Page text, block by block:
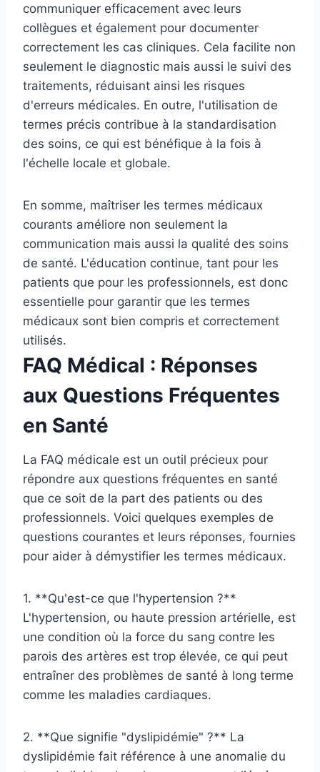
communiquer efficacement avec leurs
collègues et également pour documenter
correctement les cas cliniques. Cela facilite non
seulement le diagnostic mais aussi le suivi des
traitements, réduisant ainsi les risques
d'erreurs médicales. En outre, l'utilisation de
termes précis contribue à la standardisation
des soins, ce qui est bénéfique à la fois à
l'échelle locale et globale.
En somme, maîtriser les termes médicaux
courants améliore non seulement la
communication mais aussi la qualité des soins
de santé. L'éducation continue, tant pour les
patients que pour les professionnels, est donc
essentielle pour garantir que les termes
médicaux sont bien compris et correctement
utilisés.
FAQ Médical : Réponses
aux Questions Fréquentes
en Santé
La FAQ médicale est un outil précieux pour
répondre aux questions fréquentes en santé
que ce soit de la part des patients ou des
professionnels. Voici quelques exemples de
questions courantes et leurs réponses, fournies
pour aider à démystifier les termes médicaux.
1. **Qu'est-ce que l'hypertension ?**
L'hypertension, ou haute pression artérielle, est
une condition où la force du sang contre les
parois des artères est trop élevée, ce qui peut
entraîner des problèmes de santé à long terme
comme les maladies cardiaques.
2. **Que signifie "dyslipidémie" ?** La
dyslipidémie fait référence à une anomalie du